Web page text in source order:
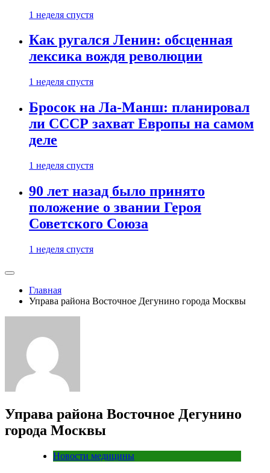
1 неделя спустя
Как ругался Ленин: обсценная
лексика вождя революции
1 неделя спустя
Бросок на Ла-Манш: планировал
ли СССР захват Европы на самом
деле
1 неделя спустя
90 лет назад было принято
положение о звании Героя
Советского Союза
1 неделя спустя
Главная
Управа района Восточное Дегунино города Москвы
Управа района Восточное Дегунино
города Москвы
Новости медицины